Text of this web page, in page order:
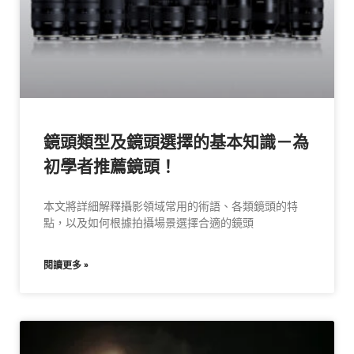
鏡頭類型及鏡頭選擇的基本知識－為
初學者推薦鏡頭！
本文將詳細解釋攝影領域常用的術語、各類鏡頭的特
點，以及如何根據拍攝場景選擇合適的鏡頭
閱讀更多 »